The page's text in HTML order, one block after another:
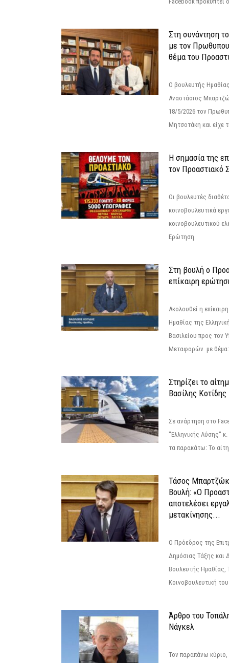
Στη συνάντηση
με τον
θέμα του
Ο βουλευτής
Αναστάσιος
18/5/2026 τον
Μητσοτάκη και είχε
Η σημασία της
τον Προαστιακό
Οι βουλευτές
κοινοβουλευτικά
κοινοβουλευτικού
Ερώτηση
Στη βουλή ο
επίκαιρη
Ακολουθεί η
Ημαθίας της
Βασιλείου προς τον
Μεταφορών με θέμα:
Στηρίζει το
Βασίλης Κοτίδης
Σε ανάρτηση στο
"Ελληνικής Λύσης"
τα παρακάτω: Το
Τάσος
Βουλή: «Ο
αποτελέσει
μετακίνησης...
Ο Πρόεδρος της
Δημόσιας Τάξης και
Βουλευτής
Κοινοβουλευτική
Άρθρο του
Νάγκελ
Τον παραπάνω